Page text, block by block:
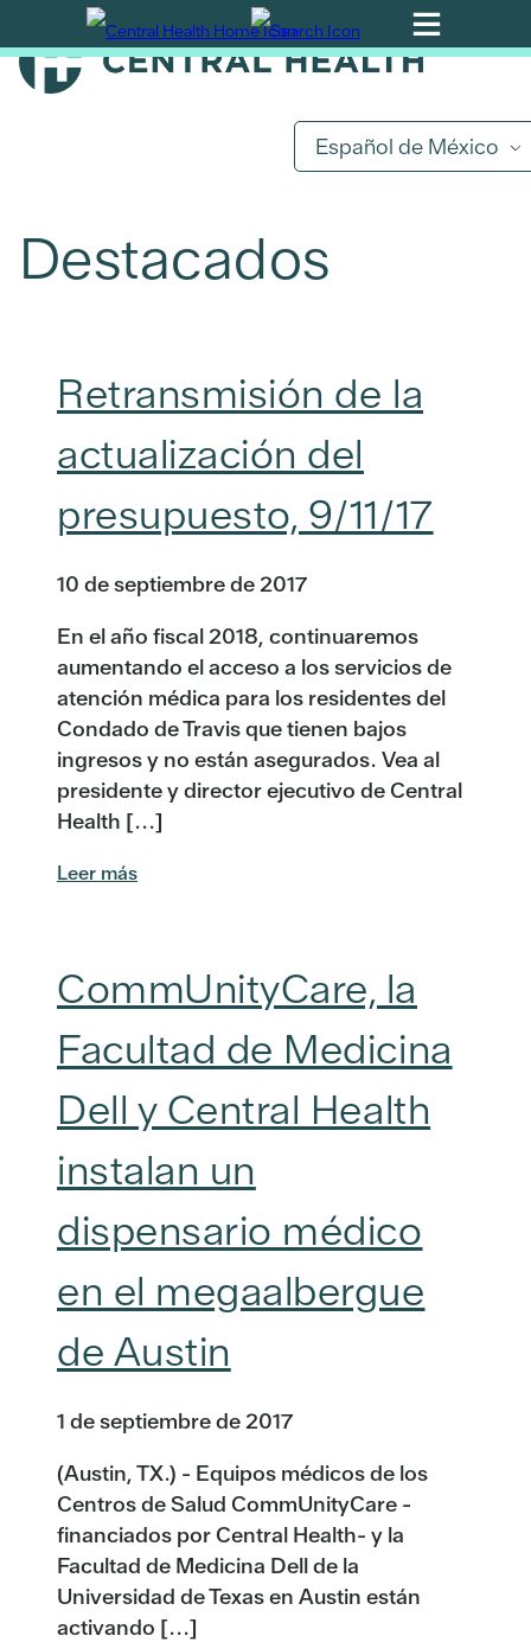
al
contenido
Español de México
Destacados
Retransmisión de la
actualización del
presupuesto, 9/11/17
10 de septiembre de 2017
En el año fiscal 2018, continuaremos
aumentando el acceso a los servicios de
atención médica para los residentes del
Condado de Travis que tienen bajos
ingresos y no están asegurados. Vea al
presidente y director ejecutivo de Central
Health [...]
Leer más
CommUnityCare, la
Facultad de Medicina
Dell y Central Health
instalan un
dispensario médico
en el megaalbergue
de Austin
1 de septiembre de 2017
(Austin, TX.) - Equipos médicos de los
Centros de Salud CommUnityCare -
financiados por Central Health- y la
Facultad de Medicina Dell de la
Universidad de Texas en Austin están
activando [...]